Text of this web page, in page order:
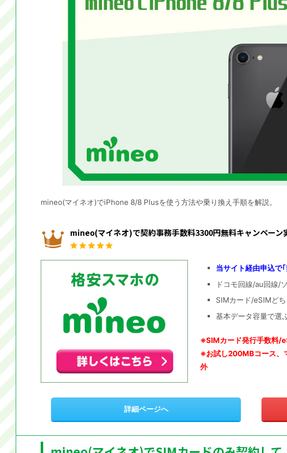
mineo(マイネオ)でiPhone 8/8 Plusを使う方法や乗り換え手順を解説。
mineo(マイネオ)で契約事務手数料3300円無料キャンペーン
当サイト経由申込で
ドコモ回線/au回線/
SIMカード/eSIMど
基本データ容量で選
※SIMカード発行手数料/
※お試し200MBコース、
外
詳細ページへ